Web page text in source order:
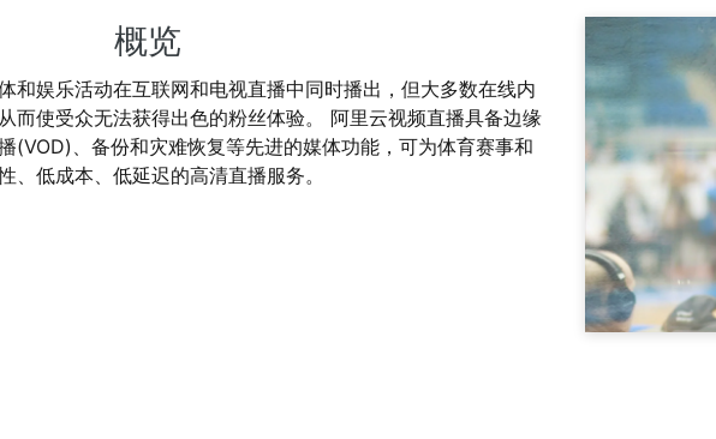
概览
和娱乐活动在互联网和电视直播中同时播出，但大多数在线内
而使受众无法获得出色的粉丝体验。 阿里云视频直播具备边缘
(VOD)、备份和灾难恢复等先进的媒体功能，可为体育赛事和
、低成本、低延迟的高清直播服务。
智能编码助手，支持企业专属部署
通义灵码
AI编程助手，通过代码自动补全、AI对
话、多文件编辑和任务自动化等功能提升
开发效率
人工智能平台PAI
AI Native 的算法工程平台，一站式完成建
模、训练、推理服务部署
AI Token
态，实现真正
借助万相2.6